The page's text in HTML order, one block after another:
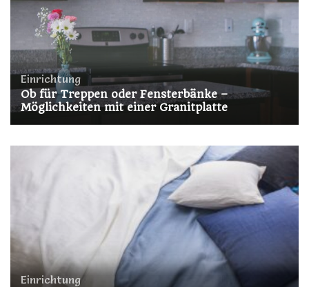
Einrichtung
Ob für Treppen oder Fensterbänke –
Möglichkeiten mit einer Granitplatte
Einrichtung